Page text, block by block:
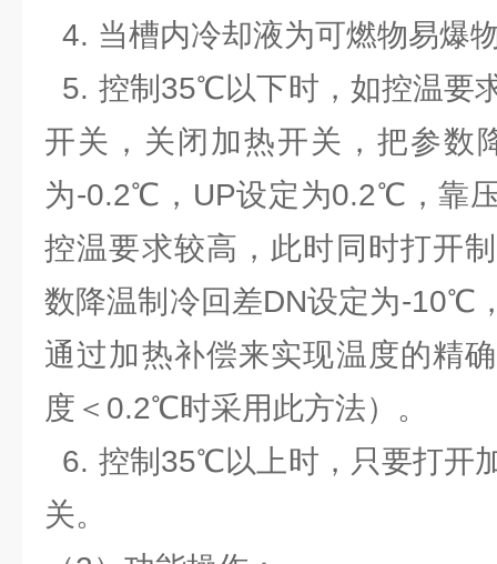
4. 当槽内冷却液为可燃物易爆
5. 控制35℃以下时，如控温要
开关，关闭加热开关，把参数
为-0.2℃，UP设定为0.2℃，靠
控温要求较高，此时同时打开
数降温制冷回差DN设定为-10℃
通过加热补偿来实现温度的精
度＜0.2℃时采用此方法）。
6. 控制35℃以上时，只要打开
关。